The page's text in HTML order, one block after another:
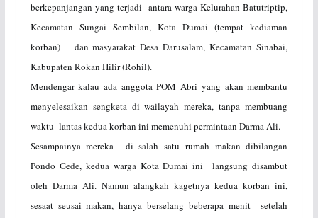
berkepanjangan yang terjadi antara warga Kelurahan Batutriptip,
Kecamatan Sungai Sembilan, Kota Dumai (tempat kediaman
korban) dan masyarakat Desa Darusalam, Kecamatan Sinabai,
Kabupaten Rokan Hilir (Rohil).
Mendengar kalau ada anggota POM Abri yang akan membantu
menyelesaikan sengketa di wailayah mereka, tanpa membuang
waktu lantas kedua korban ini memenuhi permintaan Darma Ali.
Sesampainya mereka di salah satu rumah makan dibilangan
Pondo Gede, kedua warga Kota Dumai ini langsung disambut
oleh Darma Ali. Namun alangkah kagetnya kedua korban ini,
sesaat seusai makan, hanya berselang beberapa menit setelah